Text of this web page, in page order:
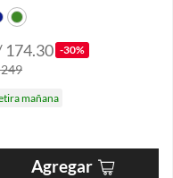
174.30 -30%
mañana
Agregar